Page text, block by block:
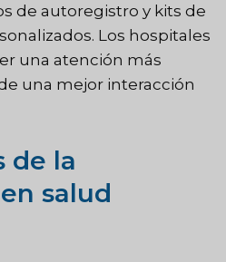
de autoregistro y kits de
Los hospitales
una atención más
una mejor interacción
de la
salud